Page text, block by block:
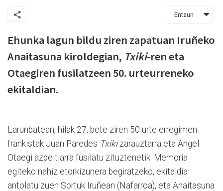
Entzun
Ehunka lagun bildu ziren zapatuan Iruñeko
Anaitasuna kiroldegian, Txiki-ren eta
Otaegiren fusilatzeen 50. urteurreneko
ekitaldian.
Larunbatean, hilak 27, bete ziren 50 urte erregimen
frankistak Juan Paredes Txikizarauztarra eta Angel
Otaegi azpeitiarra fusilatu zituztenetik. Memoria
egiteko nahiz etorkizunera begiratzeko, ekitaldia
antolatu zuen Sortuk Iruñean (Nafarroa), eta Anaitasuna